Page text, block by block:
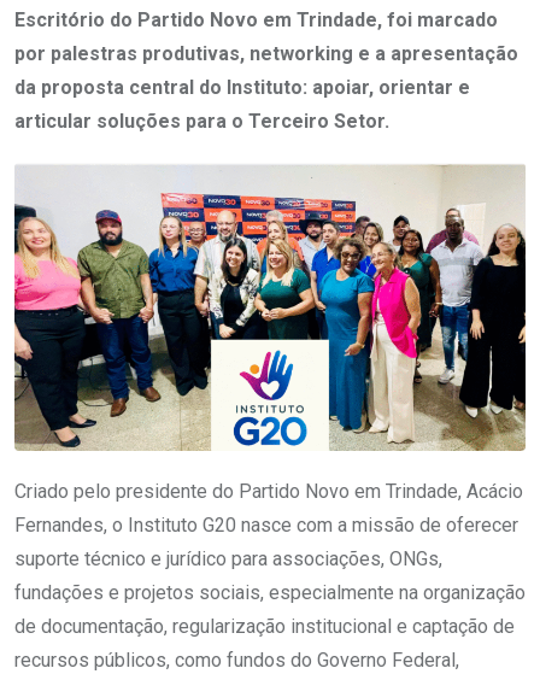
Escritório do Partido Novo em Trindade, foi marcado
por palestras produtivas, networking e a apresentação
da proposta central do Instituto: apoiar, orientar e
articular soluções para o Terceiro Setor.
Criado pelo presidente do Partido Novo em Trindade, Acácio
Fernandes, o Instituto G20 nasce com a missão de oferecer
suporte técnico e jurídico para associações, ONGs,
fundações e projetos sociais, especialmente na organização
de documentação, regularização institucional e captação de
recursos públicos, como fundos do Governo Federal,